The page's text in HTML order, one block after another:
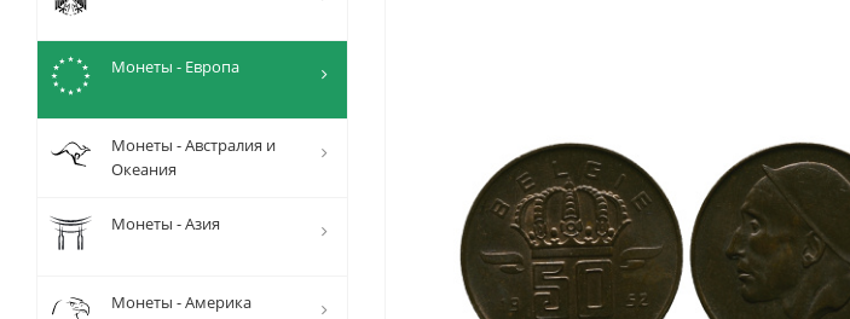
Монеты - Европа
Монеты - Австралия и
Океания
Монеты - Азия
Монеты - Америка